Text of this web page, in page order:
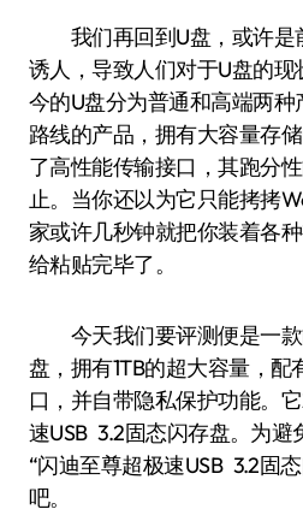
我们再回到U盘，或许是
诱人，导致人们对于U盘的
今的U盘分为普通和高端两
路线的产品，拥有大容量存
了高性能传输接口，其跑分
止。当你还以为它只能拷拷
家或许几秒钟就把你装着各
给粘贴完毕了。
今天我们要评测便是一款
盘，拥有1TB的超大容量，配
口，并自带隐私保护功能。
速USB 3.2固态闪存盘。为
“闪迪至尊超极速USB 3.2固
吧。